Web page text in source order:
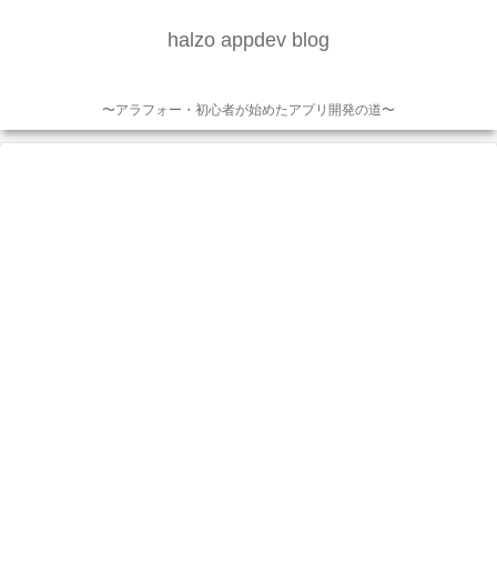
halzo appdev blog
〜アラフォー・初心者が始めたアプリ開発の道〜